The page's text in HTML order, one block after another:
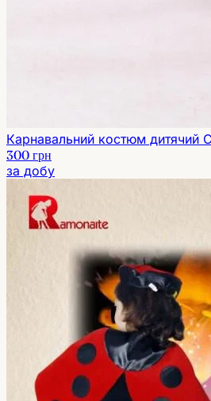
Карнавальний костюм дитячий
300 грн
за добу